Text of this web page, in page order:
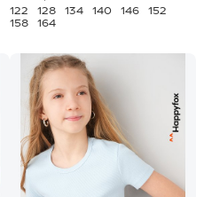
122
128 134 140 146
152
158
164